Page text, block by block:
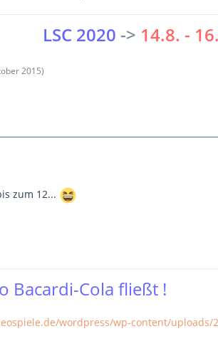
LSC 2020 -> 14.8. -
2015)
zum 12...
Bacardi-Cola fließt !
wordpress/wp-content/uploads/